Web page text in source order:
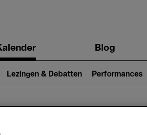
Blog
Lezingen & Debatten Performances